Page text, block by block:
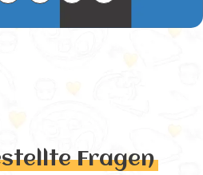
Fragen